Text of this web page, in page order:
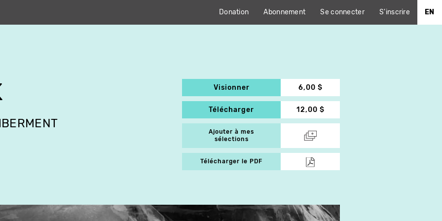
Donation Abonnement Se connecter S'inscrire EN
Visionner 6,00 $
Télécharger 12,00 $
Ajouter à mes
sélections
Télécharger le PDF